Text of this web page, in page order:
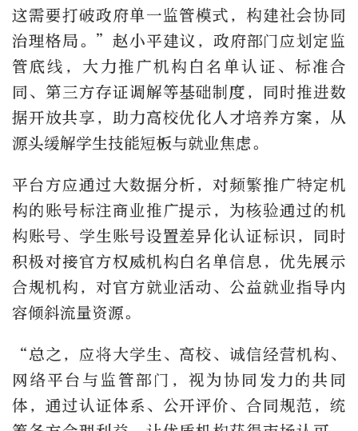
这需要打破政府单一监管模式，构建社会协同
治理格局。”赵小平建议，政府部门应划定监
管底线，大力推广机构白名单认证、标准合
同、第三方存证调解等基础制度，同时推进数
据开放共享，助力高校优化人才培养方案，从
源头缓解学生技能短板与就业焦虑。
平台方应通过大数据分析，对频繁推广特定机
构的账号标注商业推广提示，为核验通过的机
构账号、学生账号设置差异化认证标识，同时
积极对接官方权威机构白名单信息，优先展示
合规机构，对官方就业活动、公益就业指导内
容倾斜流量资源。
“总之，应将大学生、高校、诚信经营机构、
网络平台与监管部门，视为协同发力的共同
体，通过认证体系、公开评价、合同规范，统